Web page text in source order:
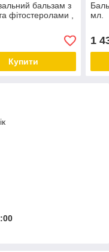
бальзам з
фітостеролами ,
Купити
мл.
1